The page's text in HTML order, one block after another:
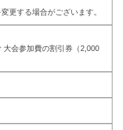
更する場合がございます。
大会参加費の割引券（2,000